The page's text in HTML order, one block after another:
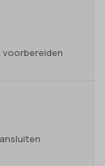
voorbereiden